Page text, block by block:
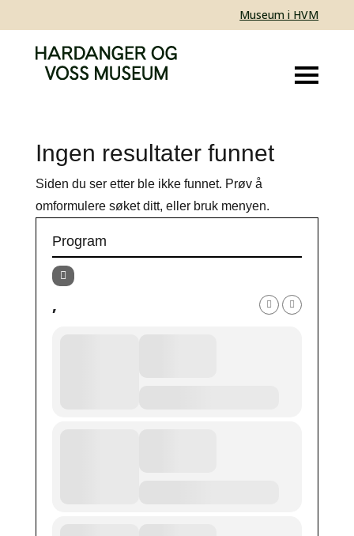
Museum i HVM
Ingen resultater funnet
Siden du ser etter ble ikke funnet. Prøv å
omformulere søket ditt, eller bruk menyen.
Program
,